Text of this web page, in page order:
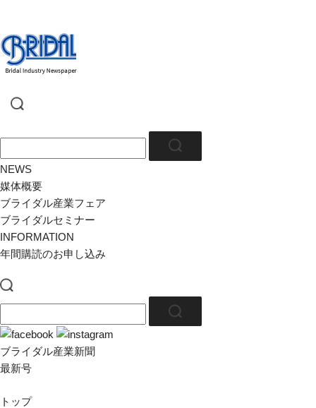
NEWS
媒体概要
ブライダル産業フェア
ブライダルセミナー
INFORMATION
年間購読のお申し込み
ブライダル産業新聞
最新号
トップ